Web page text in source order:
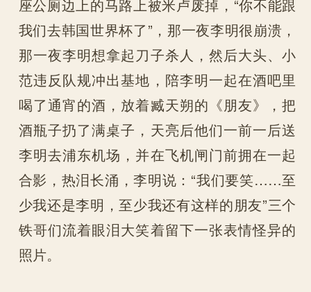
座公厕边上的马路上被米卢废掉，“你不能跟
我们去韩国世界杯了”，那一夜李明很崩溃，
那一夜李明想拿起刀子杀人，然后大头、小
范违反队规冲出基地，陪李明一起在酒吧里
喝了通宵的酒，放着臧天朔的《朋友》，把
酒瓶子扔了满桌子，天亮后他们一前一后送
李明去浦东机场，并在飞机闸门前拥在一起
合影，热泪长涌，李明说：“我们要笑……至
少我还是李明，至少我还有这样的朋友”三个
铁哥们流着眼泪大笑着留下一张表情怪异的
照片。